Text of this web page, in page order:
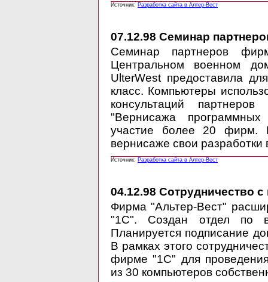
Источник: Разработка сайта в Алтер-Вест
07.12.98 Семинар
Семинар партнеров
Центральном военном
UlterWest предоставила
класс. Компьютеры
консультаций
"Вернисажа
участие более 20 фирм.
вернисаже свои
Источник: Разработка сайта в Алтер-Вест
04.12.98 Сотрудничество
Фирма "Альтер-Вест"
"1С". Создан отдел по
Планируется подписание
В рамках этого
фирме "1С" для
из 30 компьютеров